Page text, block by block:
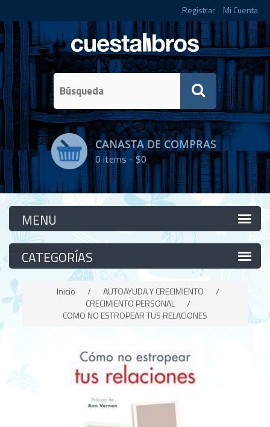
Registrar Mi Cuenta
CANASTA DE COMPRAS
0items -$0
Categorías
Categorías
Inicio / AUTOAYUDA Y CRECIMIENTO
/
CRECIMIENTO PERSONAL
/
COMO NO ESTROPEAR TUS RELACIONES